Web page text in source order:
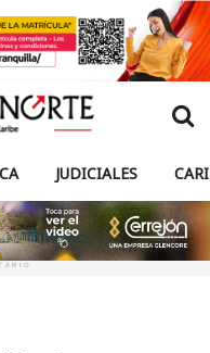
JUDICIALES